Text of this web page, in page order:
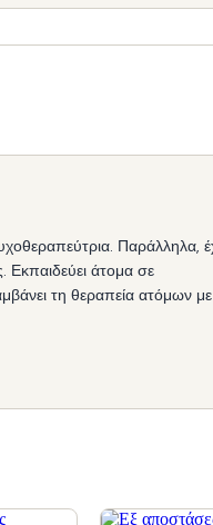
Παράλληλα,
Εκπαιδεύει άτομα σε
τη θεραπεία ατόμων με